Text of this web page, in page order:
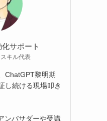
サポート
キル代表
ChatGPT黎明期
し続ける現場叩き
ンバサダーや受講